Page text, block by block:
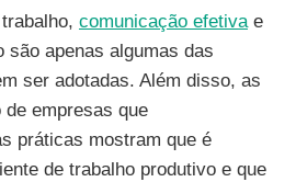
comunicação efetivae
são apenas algumas das
ser adotadas. Além disso, as
empresas que
práticas mostram que é
de trabalho produtivo e que